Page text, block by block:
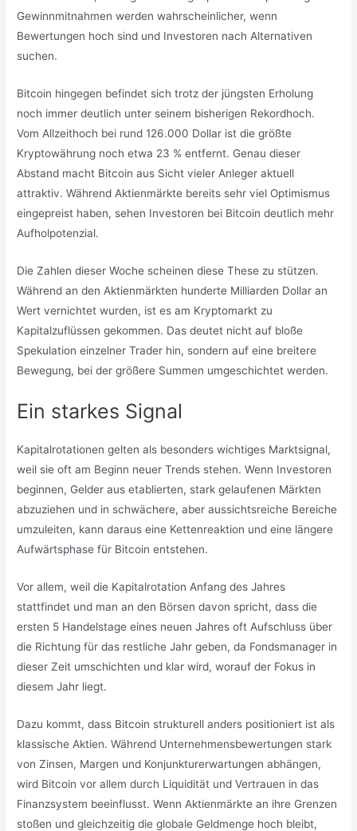
Gewinnmitnahmen werden wahrscheinlicher, wenn
Bewertungen hoch sind und Investoren nach Alternativen
suchen.
Bitcoin hingegen befindet sich trotz der jüngsten Erholung
noch immer deutlich unter seinem bisherigen Rekordhoch.
Vom Allzeithoch bei rund 126.000 Dollar ist die größte
Kryptowährung noch etwa 23 % entfernt. Genau dieser
Abstand macht Bitcoin aus Sicht vieler Anleger aktuell
attraktiv. Während Aktienmärkte bereits sehr viel Optimismus
eingepreist haben, sehen Investoren bei Bitcoin deutlich mehr
Aufholpotenzial.
Die Zahlen dieser Woche scheinen diese These zu stützen.
Während an den Aktienmärkten hunderte Milliarden Dollar an
Wert vernichtet wurden, ist es am Kryptomarkt zu
Kapitalzuflüssen gekommen. Das deutet nicht auf bloße
Spekulation einzelner Trader hin, sondern auf eine breitere
Bewegung, bei der größere Summen umgeschichtet werden.
Ein starkes Signal
Kapitalrotationen gelten als besonders wichtiges Marktsignal,
weil sie oft am Beginn neuer Trends stehen. Wenn Investoren
beginnen, Gelder aus etablierten, stark gelaufenen Märkten
abzuziehen und in schwächere, aber aussichtsreiche Bereiche
umzuleiten, kann daraus eine Kettenreaktion und eine längere
Aufwärtsphase für Bitcoin entstehen.
Vor allem, weil die Kapitalrotation Anfang des Jahres
stattfindet und man an den Börsen davon spricht, dass die
ersten 5 Handelstage eines neuen Jahres oft Aufschluss über
die Richtung für das restliche Jahr geben, da Fondsmanager in
dieser Zeit umschichten und klar wird, worauf der Fokus in
diesem Jahr liegt.
Dazu kommt, dass Bitcoin strukturell anders positioniert ist als
klassische Aktien. Während Unternehmensbewertungen stark
von Zinsen, Margen und Konjunkturerwartungen abhängen,
wird Bitcoin vor allem durch Liquidität und Vertrauen in das
Finanzsystem beeinflusst. Wenn Aktienmärkte an ihre Grenzen
stoßen und gleichzeitig die globale Geldmenge hoch bleibt,